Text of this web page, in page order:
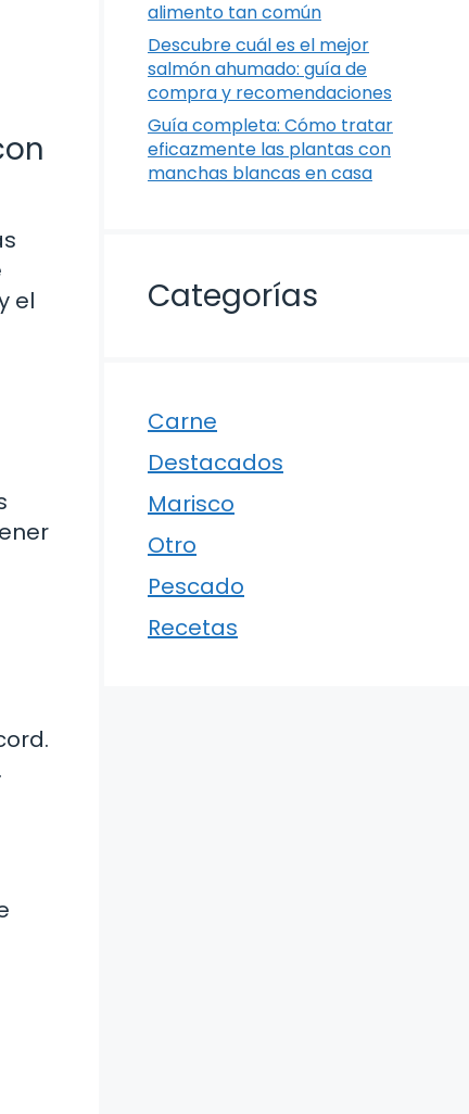
el
alimento tan común
Descubre cuál es el mejor
salmón ahumado: guía de
compra y recomendaciones
Guía completa: Cómo tratar
eficazmente las plantas con
manchas blancas en casa
Categorías
Carne
Destacados
Marisco
Otro
Pescado
Recetas